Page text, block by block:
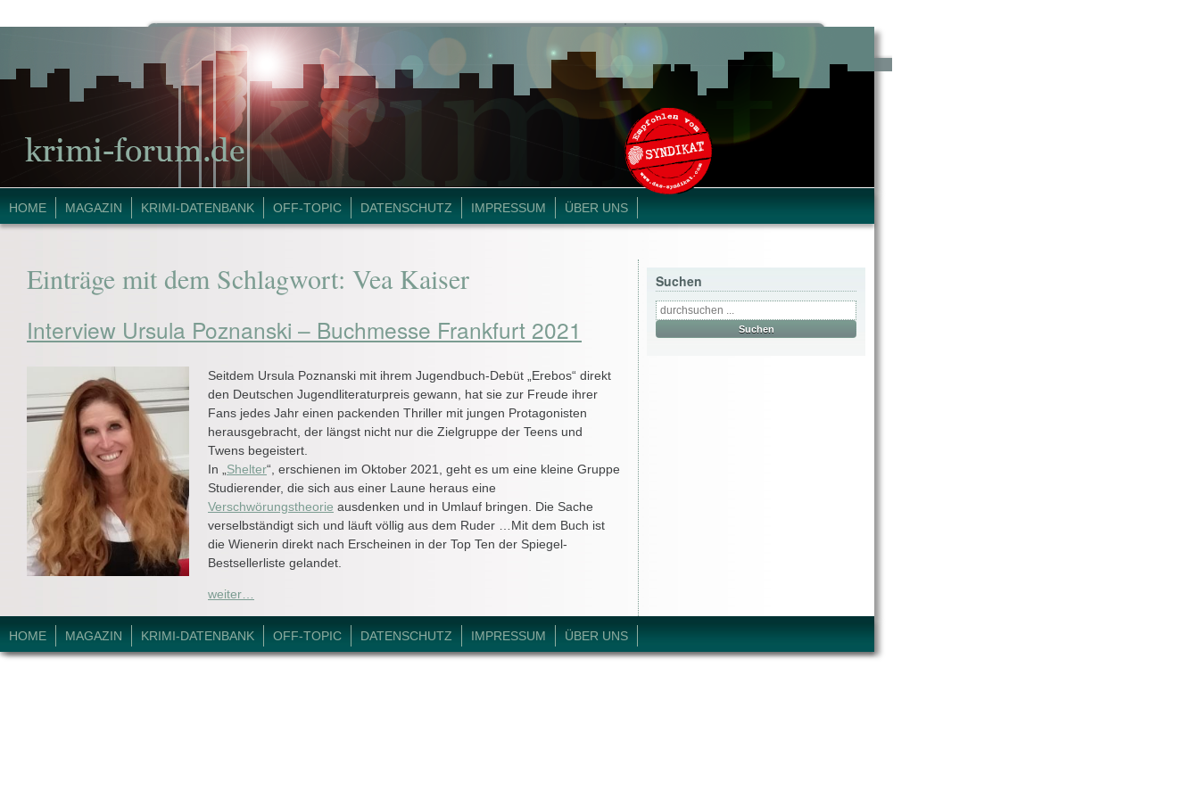
HOME MAGAZIN KRIMI-DATENBANK OFF-TOPIC DATENSCHUTZ IMPRESSUM ÜBER UNS
Einträge mit dem Schlagwort: Vea Kaiser
Interview Ursula Poznanski – Buchmesse Frankfurt 2021
Seitdem Ursula Poznanski mit ihrem Jugendbuch-Debüt „Erebos“ direkt
den Deutschen Jugendliteraturpreis gewann, hat sie zur Freude ihrer
Fans jedes Jahr einen packenden Thriller mit jungen Protagonisten
herausgebracht, der längst nicht nur die Zielgruppe der Teens und
Twens begeistert.
In „ Shelter“, erschienen im Oktober 2021, geht es um eine kleine Gruppe
Studierender, die sich aus einer Laune heraus eine
Verschwörungstheorie ausdenken und in Umlauf bringen. Die Sache
verselbständigt sich und läuft völlig aus dem Ruder …Mit dem Buch ist
die Wienerin direkt nach Erscheinen in der Top Ten der Spiegel-
Bestsellerliste gelandet.
weiter…
Suchen
HOME MAGAZIN KRIMI-DATENBANK OFF-TOPIC DATENSCHUTZ IMPRESSUM ÜBER UNS
© 2026 Krimi-Forum.